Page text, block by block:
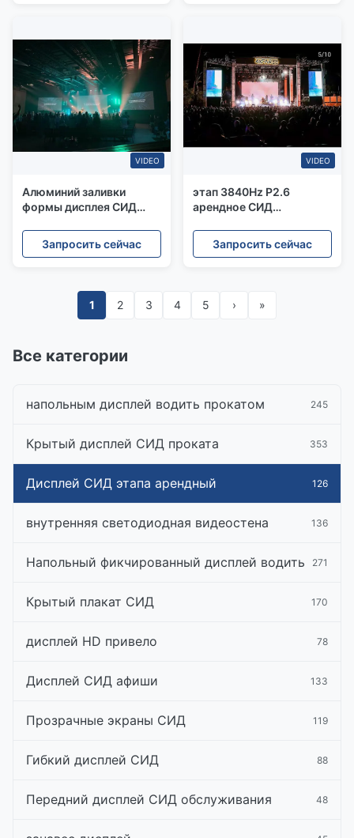
VIDEO
Алюминий заливки
формы дисплея СИД
3.91mm пиксела крытый
Запросить сейчас
VIDEO
этап 3840Hz P2.6
арендное СИД
привел видео- стену для
событий церков
Запросить сейчас
1 2 3 4 5 › »
Все категории
напольным дисплей водить прокатом 245
Крытый дисплей СИД проката 353
Дисплей СИД этапа арендный 126
внутренняя светодиодная видеостена 136
Напольный фикчированный дисплей водить 271
Крытый плакат СИД 170
дисплей HD привело 78
Дисплей СИД афиши 133
Прозрачные экраны СИД 119
Гибкий дисплей СИД 88
Передний дисплей СИД обслуживания 48